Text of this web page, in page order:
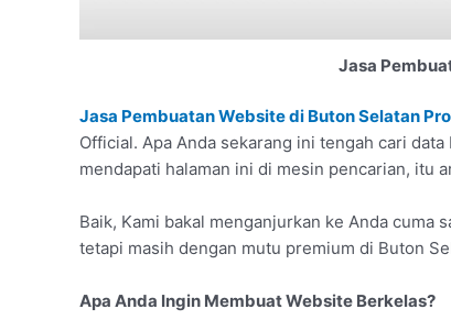
Jasa
Jasa Pembuatan Website di Buton Selatan
Official. Apa Anda sekarang ini tengah cari
mendapati halaman ini di mesin pencarian, itu
Baik, Kami bakal menganjurkan ke Anda cuma
tetapi masih dengan mutu premium di Buton
Apa Anda Ingin Membuat Website Berkelas?